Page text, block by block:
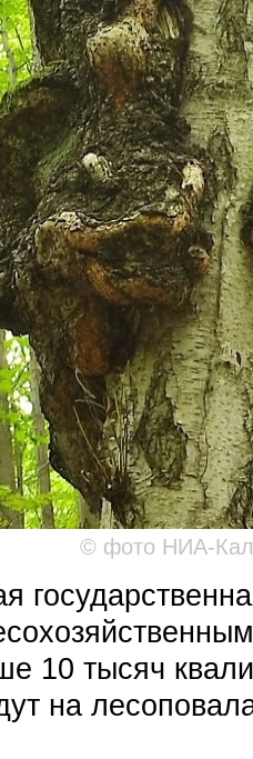
© фото НИА-
10 тысяч
на